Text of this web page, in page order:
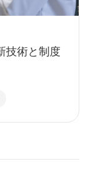
技術と制度